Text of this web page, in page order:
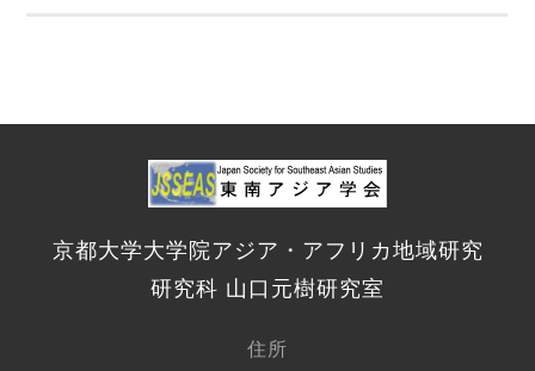
京都大学大学院アジア・アフリカ地域研究
研究科 山口元樹研究室
住所